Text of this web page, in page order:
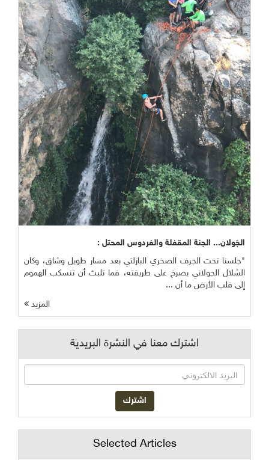
الجَولان... الجنة المقفلة والفردوس المحتل :
"جلسنا تحت الجرف الصخري البازلتي بعد مسار طويل وشاق، وكان
الشلال الجولاني يصرخ على طريقته، فما تلبث أن تنسكب الهموم
إلى قلب الأرض ما أن ...
المزيد
اشترك معنا في النشرة البريدية
Selected Articles